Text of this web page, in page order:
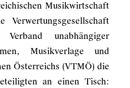
Musikwirtschaft
unabhängiger
Musikverlage und
Österreichs (VTMÖ) die
an einen Tisch: